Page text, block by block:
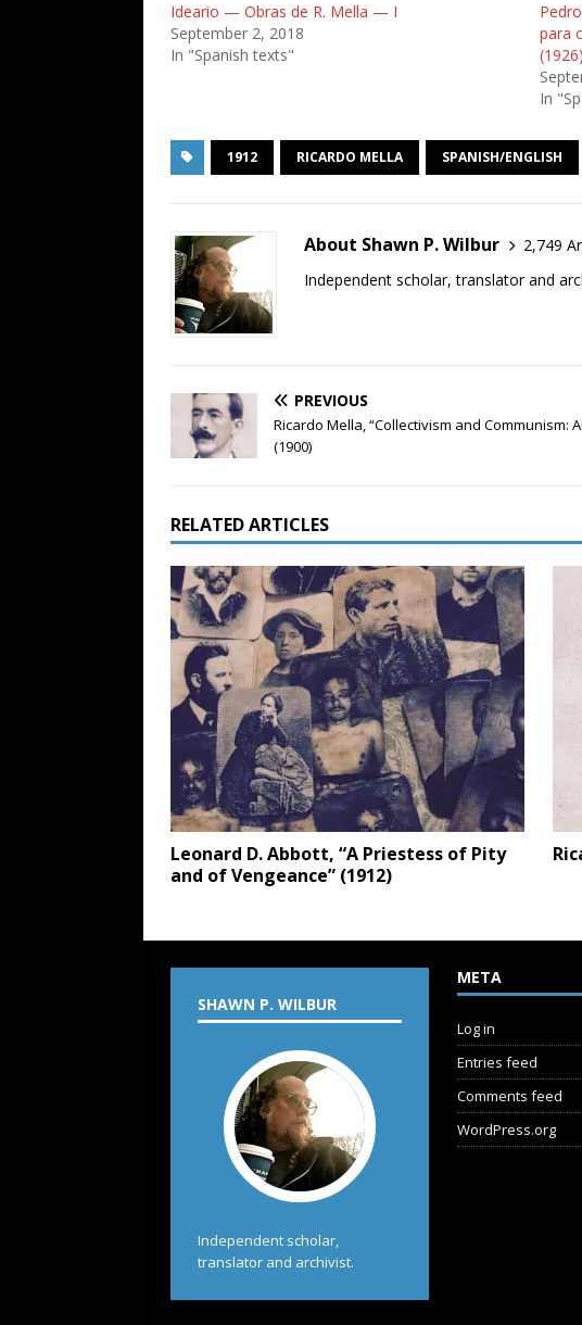
Ideario — Obras de R. Mella — I
September 2, 2018
In "Spanish texts"
para
(1926)
In
1912 RICARDO MELLA SPANISH/ENGLISH
About Shawn P. Wilbur
2,749
Independent scholar, translator and
PREVIOUS
Ricardo Mella, “Collectivism and Communism:
(1900)
RELATED ARTICLES
Leonard D. Abbott, “A Priestess of Pity
and of Vengeance” (1912)
SHAWN P. WILBUR
Independent scholar,
translator and archivist.
META
Log in
Entries feed
Comments feed
WordPress.org